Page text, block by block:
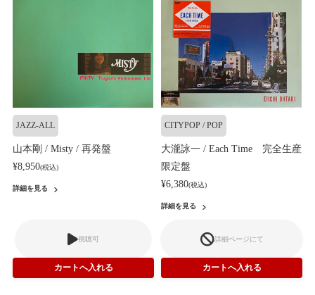
JAZZ-ALL
山本剛 / Misty / 再発盤
¥8,950(税込)
詳細を見る
視聴可
CITYPOP / POP
大瀧詠一 / Each Time 完全生産
限定盤
¥6,380(税込)
詳細を見る
詳細ページにて